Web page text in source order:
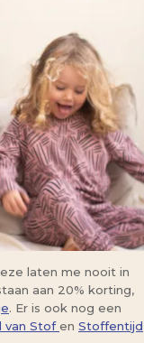
laten me nooit in
aan 20% korting,
. Er is ook nog een
van Stofen Stoffentijd